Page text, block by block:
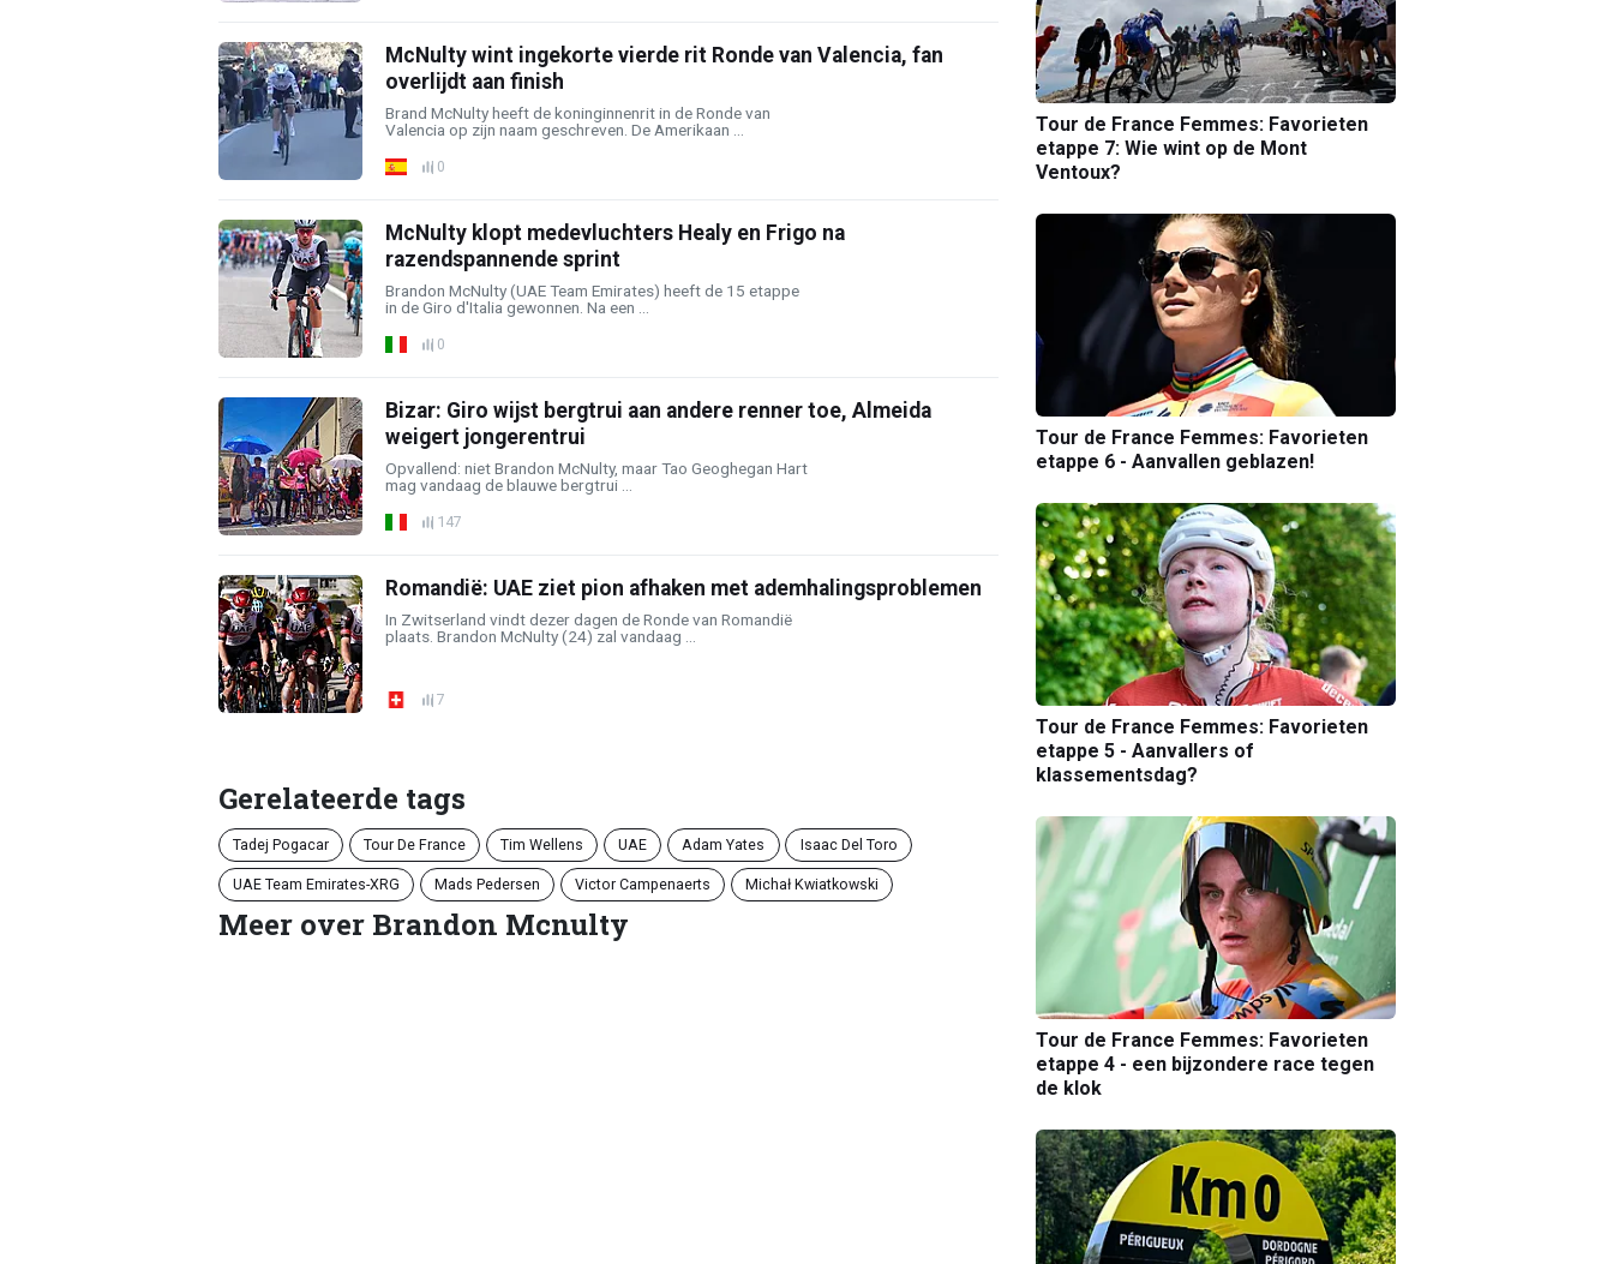
McNulty wint ingekorte vierde rit Ronde van Valencia, fan
overlijdt aan finish
Brand McNulty heeft de koninginnenrit in de Ronde van
Valencia op zijn naam geschreven. De Amerikaan ...
0
McNulty klopt medevluchters Healy en Frigo na
razendspannende sprint
Brandon McNulty (UAE Team Emirates) heeft de 15 etappe
in de Giro d'Italia gewonnen. Na een ...
0
Bizar: Giro wijst bergtrui aan andere renner toe, Almeida
weigert jongerentrui
Opvallend: niet Brandon McNulty, maar Tao Geoghegan Hart
mag vandaag de blauwe bergtrui ...
147
Romandië: UAE ziet pion afhaken met ademhalingsproblemen
In Zwitserland vindt dezer dagen de Ronde van Romandië
plaats. Brandon McNulty (24) zal vandaag ...
7
Gerelateerde tags
Tadej Pogacar Tour De France Tim Wellens UAE Adam Yates Isaac Del Toro
UAE Team Emirates-XRG Mads Pedersen Victor Campenaerts Michał Kwiatkowski
Meer over Brandon Mcnulty
Tour de France Femmes: Favorieten
etappe 7: Wie wint op de Mont
Ventoux?
Tour de France Femmes: Favorieten
etappe 6 - Aanvallen geblazen!
Tour de France Femmes: Favorieten
etappe 5 - Aanvallers of
klassementsdag?
Tour de France Femmes: Favorieten
etappe 4 - een bijzondere race tegen
de klok